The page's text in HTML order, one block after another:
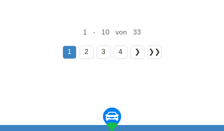
1 - 10 von 33
1 2 3 4 ❯ ❯❯